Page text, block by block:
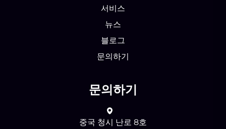
서비스
뉴스
블로그
문의하기
문의하기
중국 청시 난로 8호